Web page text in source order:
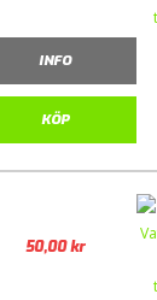
INFO
KÖP
50,00kr